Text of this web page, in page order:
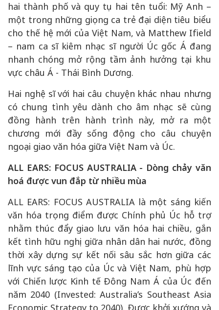
hai thành phố và quy tụ hai tên tuổi: Mỹ Anh –
một trong những giọng ca trẻ đại diện tiêu biểu
cho thế hệ mới của Việt Nam, và Matthew Ifield
– nam ca sĩ kiêm nhạc sĩ người Úc gốc Á đang
nhanh chóng mở rộng tầm ảnh hưởng tại khu
vực châu Á - Thái Bình Dương.
Hai nghệ sĩ với hai câu chuyện khác nhau nhưng
có chung tình yêu dành cho âm nhạc sẽ cùng
đồng hành trên hành trình này, mở ra một
chương mới đầy sống động cho câu chuyện
ngoại giao văn hóa giữa Việt Nam và Úc.
ALL EARS: FOCUS AUSTRALIA - Dòng chảy văn
hoá được vun đắp từ nhiều mùa
ALL EARS: FOCUS AUSTRALIA là một sáng kiến
văn hóa trọng điểm được Chính phủ Úc hỗ trợ
nhằm thúc đẩy giao lưu văn hóa hai chiều, gắn
kết tình hữu nghị giữa nhân dân hai nước, đồng
thời xây dựng sự kết nối sâu sắc hơn giữa các
lĩnh vực sáng tạo của Úc và Việt Nam, phù hợp
với Chiến lược Kinh tế Đông Nam Á của Úc đến
năm 2040 (Invested: Australia’s Southeast Asia
Economic Strategy to 2040). Được khởi xướng và